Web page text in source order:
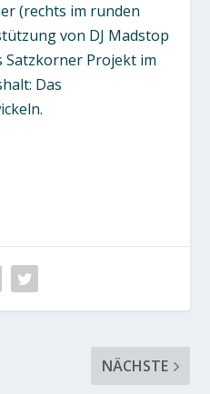
(rechts im runden
von DJ Madstop
Satzkorner Projekt im
Das
NÄCHSTE